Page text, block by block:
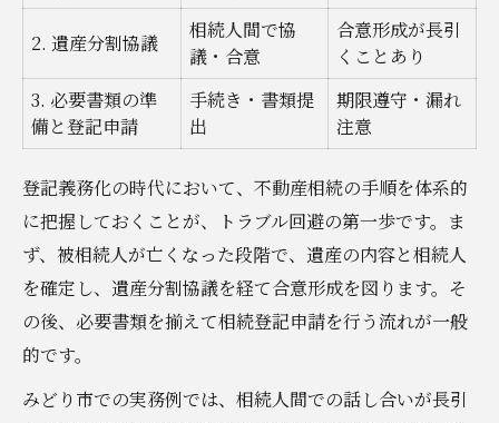
2. 遺産分割協議
相続人間で協
議・合意
合意形成が長引
くことあり
3. 必要書類の準
備と登記申請
手続き・書類提
出
期限遵守・漏れ
注意
登記義務化の時代において、不動産相続の手順を体系的
に把握しておくことが、トラブル回避の第一歩です。ま
ず、被相続人が亡くなった段階で、遺産の内容と相続人
を確定し、遺産分割協議を経て合意形成を図ります。そ
の後、必要書類を揃えて相続登記申請を行う流れが一般
的です。
みどり市での実務例では、相続人間での話し合いが長引